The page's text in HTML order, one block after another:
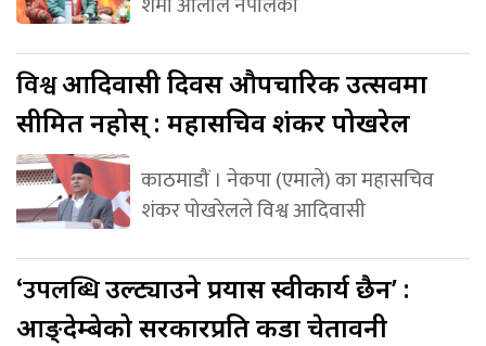
विश्वआदिवासी दिवस औपचारिक उत्सवमा
सीमित नहोस् : महासचिव शंकर पोखरेल
काठमाडौं । नेकपा (एमाले) का महासचिव
शंकर पोखरेलले विश्व आदिवासी
‘उपलब्धिउल्ट्याउने प्रयास स्वीकार्य छैन’ :
आङ्देम्बेको सरकारप्रति कडा चेतावनी